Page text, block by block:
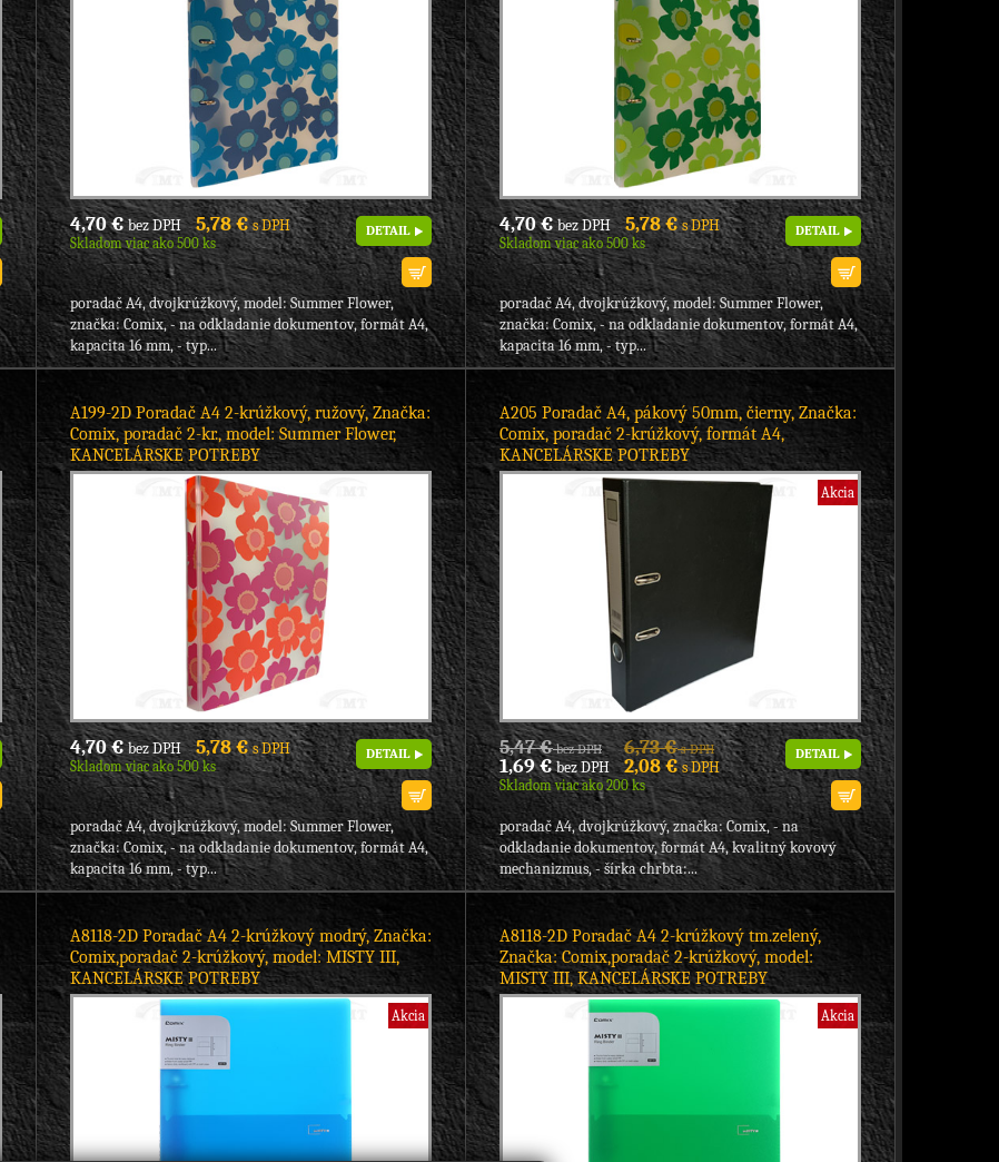
4,70 €bez DPH 5,78 €s DPH
Skladom viac ako 500 ks
DETAIL
poradač A4, dvojkrúžkový, model: Summer Flower,
značka: Comix, - na odkladanie dokumentov, formát A4,
kapacita 16 mm, - typ...
4,70 €bez DPH 5,78 €s DPH
Skladom viac ako 500 ks
DETAIL
poradač A4, dvojkrúžkový, model: Summer Flower,
značka: Comix, - na odkladanie dokumentov, formát A4,
kapacita 16 mm, - typ...
A199-2D Poradač A4 2-krúžkový, ružový, Značka:
Comix, poradač 2-kr., model: Summer Flower,
KANCELÁRSKE POTREBY
4,70 €bez DPH 5,78 €s DPH
Skladom viac ako 500 ks
DETAIL
poradač A4, dvojkrúžkový, model: Summer Flower,
značka: Comix, - na odkladanie dokumentov, formát A4,
kapacita 16 mm, - typ...
A205 Poradač A4, pákový 50mm, čierny, Značka:
Comix, poradač 2-krúžkový, formát A4,
KANCELÁRSKE POTREBY
Akcia
5,47 €bez DPH 6,73 €s DPH
1,69 €bez DPH 2,08 €s DPH
Skladom viac ako 200 ks
DETAIL
poradač A4, dvojkrúžkový, značka: Comix, - na
odkladanie dokumentov, formát A4, kvalitný kovový
mechanizmus, - šírka chrbta:...
A8118-2D Poradač A4 2-krúžkový modrý, Značka:
Comix,poradač 2-krúžkový, model: MISTY III,
KANCELÁRSKE POTREBY
Akcia
A8118-2D Poradač A4 2-krúžkový tm.zelený,
Značka: Comix,poradač 2-krúžkový, model:
MISTY III, KANCELÁRSKE POTREBY
Akcia